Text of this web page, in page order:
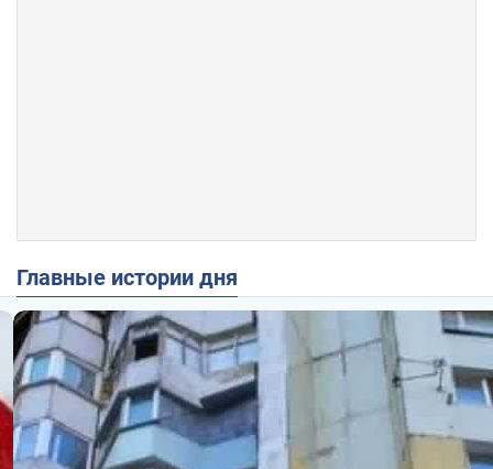
Главные истории дня